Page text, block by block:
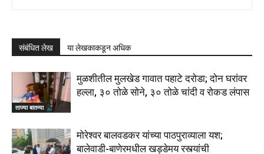
संबंधित लेख या लेखकाकडून अधिक
ताज्या बातम्या
मुळशीतील मुलखेड गावात पहाटे दरोडा; दोन घरांवर
हल्ला, ३० तोळे सोने, ३० तोळे चांदी व रोकड लंपास
मोरेश्वर बालवडकर यांच्या पाठपुराव्याला यश;
बालेवाडी-बाणेरमधील खड्डेमय रस्त्यांची